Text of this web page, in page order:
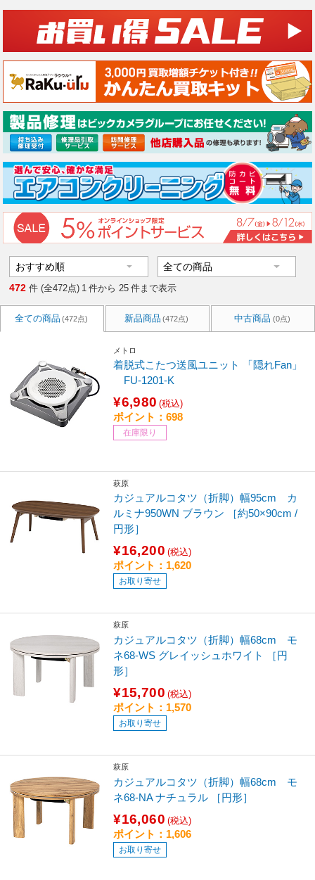
472 件 (全472点) 1 件から 25 件まで表示
全ての商品 (472点) 新品商品 (472点) 中古商品 (0点)
メトロ
着脱式こたつ送風ユニット 「隠れFan」
FU-1201-K
¥6,980 (税込)
ポイント：698
在庫限り
萩原
カジュアルコタツ（折脚）幅95cm カ
ルミナ950WN ブラウン ［約50×90cm /
円形］
¥16,200 (税込)
ポイント：1,620
お取り寄せ
萩原
カジュアルコタツ（折脚）幅68cm モ
ネ68-WS グレイッシュホワイト ［円
形］
¥15,700 (税込)
ポイント：1,570
お取り寄せ
萩原
カジュアルコタツ（折脚）幅68cm モ
ネ68-NA ナチュラル ［円形］
¥16,060 (税込)
ポイント：1,606
お取り寄せ